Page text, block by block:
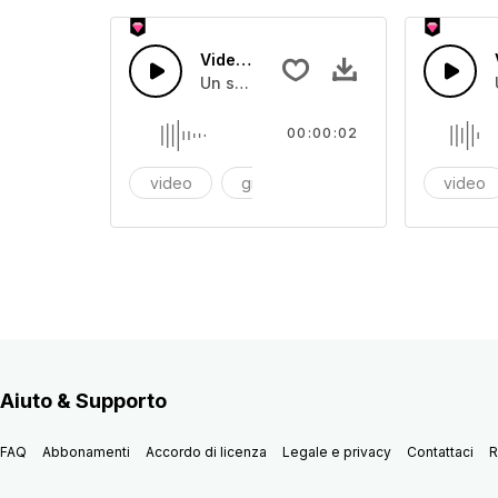
Videogioco 35
Un suono digitale secco
video giochi
00:00:02
video
Aiuto & Supporto
FAQ Abbonamenti Accordo di licenza Legale e privacy Contattaci